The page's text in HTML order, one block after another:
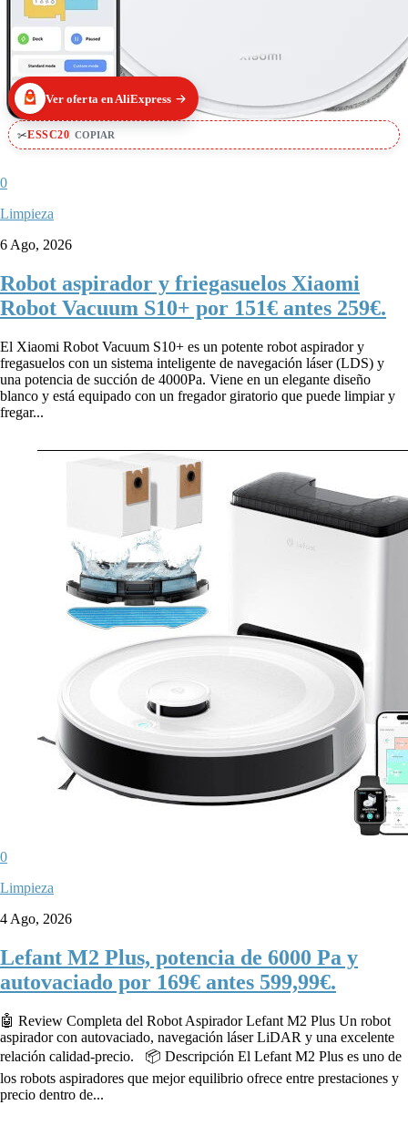
Ver oferta en AliExpress
✂ESSC20 COPIAR
0
Limpieza
6 Ago, 2026
Robot aspirador y friegasuelos Xiaomi
Robot Vacuum S10+ por 151€ antes 259€.
El Xiaomi Robot Vacuum S10+ es un potente robot aspirador y
fregasuelos con un sistema inteligente de navegación láser (LDS) y
una potencia de succión de 4000Pa. Viene en un elegante diseño
blanco y está equipado con un fregador giratorio que puede limpiar y
fregar...
0
Limpieza
4 Ago, 2026
Lefant M2 Plus, potencia de 6000 Pa y
autovaciado por 169€ antes 599,99€.
🤖 Review Completa del Robot Aspirador Lefant M2 Plus Un robot
aspirador con autovaciado, navegación láser LiDAR y una excelente
relación calidad-precio. 📦 Descripción El Lefant M2 Plus es uno de
los robots aspiradores que mejor equilibrio ofrece entre prestaciones y
precio dentro de...